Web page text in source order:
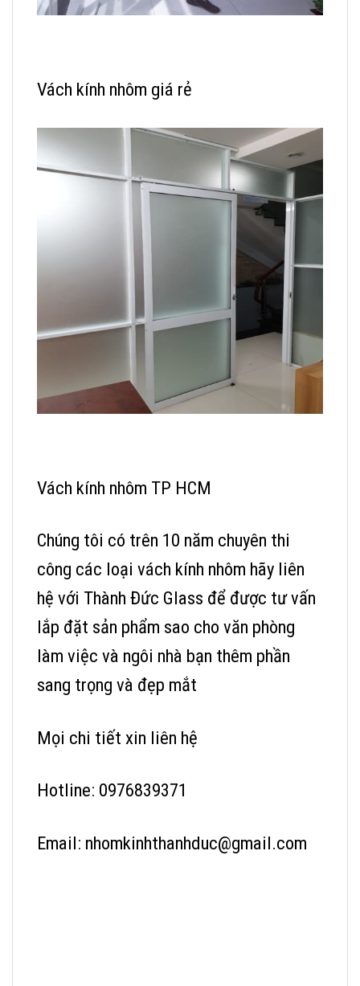
Vách kính nhôm giá rẻ
Vách kính nhôm TP HCM
Chúng tôi có trên 10 năm chuyên thi
công các loại vách kính nhôm hãy liên
hệ với Thành Đức Glass để được tư vấn
lắp đặt sản phẩm sao cho văn phòng
làm việc và ngôi nhà bạn thêm phần
sang trọng và đẹp mắt
Mọi chi tiết xin liên hệ
Hotline: 0976839371
Email: nhomkinhthanhduc@gmail.com